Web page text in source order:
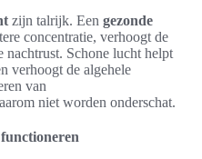
zijn talrijk. Een gezonde
concentratie, verhoogt de
nachtrust. Schone lucht helpt
verhoogt de algehele
van
niet worden onderschat.